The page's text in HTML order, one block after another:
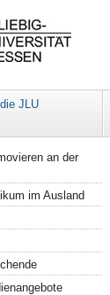
JLU
an der
im Ausland